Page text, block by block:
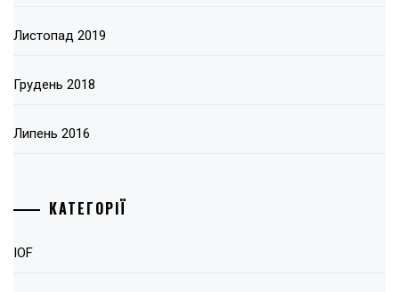
Листопад 2019
Грудень 2018
Липень 2016
КАТЕГОРІЇ
IOF